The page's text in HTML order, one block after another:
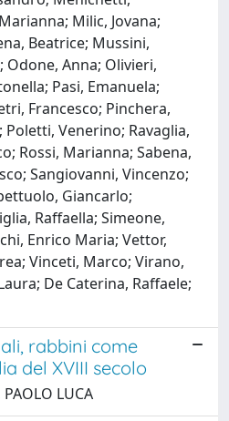
Milic, Jovana;
Beatrice; Mussini,
Odone, Anna; Olivieri,
Pasi, Emanuela;
Francesco; Pinchera,
Poletti, Venerino; Ravaglia,
Rossi, Marianna; Sabena,
Sangiovanni, Vincenzo;
Giancarlo;
Raffaella; Simeone,
Enrico Maria; Vettor,
Vinceti, Marco; Virano,
De Caterina, Raffaele;
rabbini come
del XVIII secolo
LUCA